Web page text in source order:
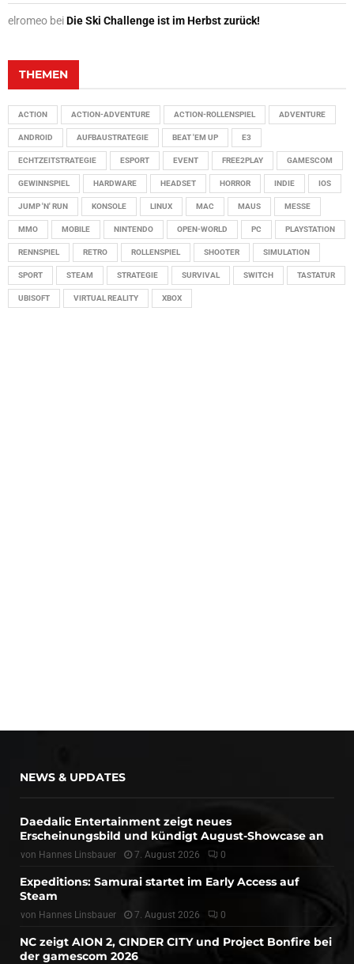
elromeo beiDie Ski Challenge ist im Herbst zurück!
THEMEN
ACTION ACTION-ADVENTURE ACTION-ROLLENSPIEL ADVENTURE
ANDROID AUFBAUSTRATEGIE BEAT 'EM UP E3
ECHTZEITSTRATEGIE ESPORT EVENT FREE2PLAY GAMESCOM
GEWINNSPIEL HARDWARE HEADSET HORROR INDIE IOS
JUMP 'N' RUN KONSOLE LINUX MAC MAUS MESSE
MMO MOBILE NINTENDO OPEN-WORLD PC PLAYSTATION
RENNSPIEL RETRO ROLLENSPIEL SHOOTER SIMULATION
SPORT STEAM STRATEGIE SURVIVAL SWITCH TASTATUR
UBISOFT VIRTUAL REALITY XBOX
NEWS & UPDATES
Daedalic Entertainment zeigt neues
Erscheinungsbild und kündigt August-Showcase an
von Hannes Linsbauer 7. August 2026 0
Expeditions: Samurai startet im Early Access auf
Steam
von Hannes Linsbauer 7. August 2026 0
NC zeigt AION 2, CINDER CITY und Project Bonfire bei
der gamescom 2026